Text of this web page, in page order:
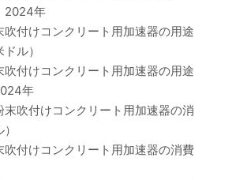
2024年
吹付けコンクリート用加速器の用途
ル）
吹付けコンクリート用加速器の用途
年
末吹付けコンクリート用加速器の消
吹付けコンクリート用加速器の消費